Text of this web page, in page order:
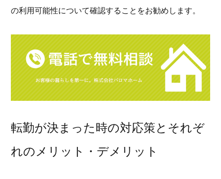
の利用可能性について確認することをお勧めします。
転勤が決まった時の対応策とそれぞ
れのメリット・デメリット